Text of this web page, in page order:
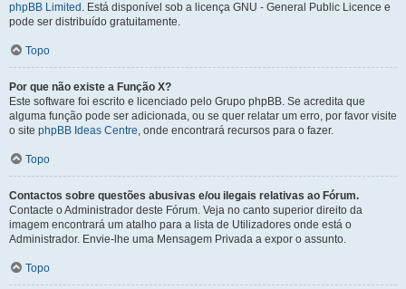
phpBB Limited . Está disponível sob a licença GNU - General Public Licence e
pode ser distribuído gratuitamente.
Topo
Por que não existe a Função X?
Este software foi escrito e licenciado pelo Grupo phpBB. Se acredita que
alguma função pode ser adicionada, ou se quer relatar um erro, por favor visite
o site phpBB Ideas Centre, onde encontrará recursos para o fazer.
Topo
Contactos sobre questões abusivas e/ou ilegais relativas ao Fórum.
Contacte o Administrador deste Fórum. Veja no canto superior direito da
imagem encontrará um atalho para a lista de Utilizadores onde está o
Administrador. Envie-lhe uma Mensagem Privada a expor o assunto.
Topo